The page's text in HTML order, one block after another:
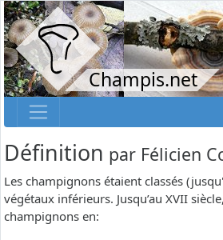
Champis.net
Définition par Félicien
Les champignons étaient classés
végétaux inférieurs. Jusqu’au XVII
champignons en: